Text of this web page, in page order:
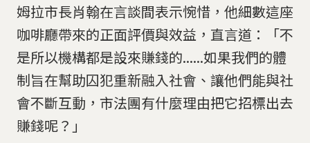
姆拉市長肖翰在言談間表示惋惜，他細數這座
咖啡廳帶來的正面評價與效益，直言道：「不
是所以機構都是設來賺錢的......如果我們的體
制旨在幫助囚犯重新融入社會、讓他們能與社
會不斷互動，市法團有什麼理由把它招標出去
賺錢呢？」